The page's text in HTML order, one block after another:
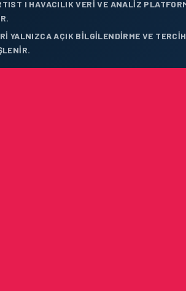
I HAVACILIK VERI VE ANALIZ
YALNIZCA AÇIK BILGILENDIRME VE